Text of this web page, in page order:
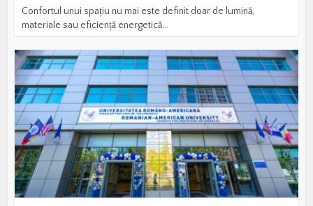
Confortul unui spațiu nu mai este definit doar de lumină,
materiale sau eficiență energetică...